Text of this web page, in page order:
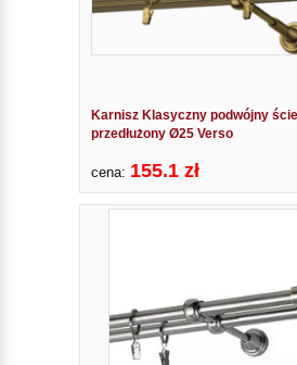
Karnisz Klasyczny podwójny
przedłużony Ø25 Verso
cena: 155.1 zł